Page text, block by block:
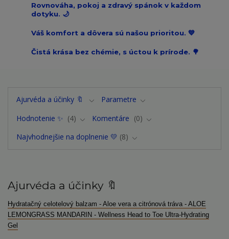
Rovnováha, pokoj a zdravý spánok v každom
dotyku. 🌙
Váš komfort a dôvera sú našou prioritou. 💙
Čistá krása bez chémie, s úctou k prírode. 🌳
Ajurvéda a účinky 🔖
Parametre
Hodnotenie ✨
4 Komentáre
0
Najvhodnejšie na doplnenie 💛 8
Ajurvéda a účinky 🔖
Hydratačný celotelový balzam - Aloe vera a citrónová tráva - ALOE
LEMONGRASS MANDARIN - Wellness Head to Toe Ultra-Hydrating
Gel